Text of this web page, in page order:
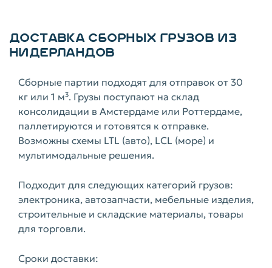
ДОСТАВКА СБОРНЫХ ГРУЗОВ ИЗ
НИДЕРЛАНДОВ
Сборные партии подходят для отправок от 30
кг или 1 м³. Грузы поступают на склад
консолидации в Амстердаме или Роттердаме,
паллетируются и готовятся к отправке.
Возможны схемы LTL (авто), LCL (море) и
мультимодальные решения.
Подходит для следующих категорий грузов:
электроника, автозапчасти, мебельные изделия,
строительные и складские материалы, товары
для торговли.
Сроки доставки: